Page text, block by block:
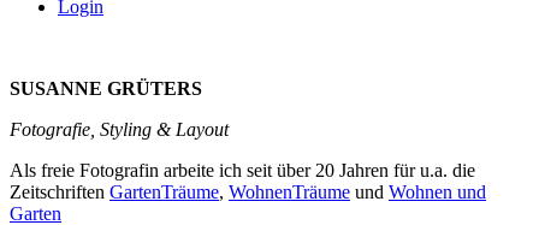
Login
SUSANNE GRÜTERS
Fotografie, Styling & Layout
Als freie Fotografin arbeite ich seit über 20 Jahren für u.a. die
Zeitschriften GartenTräume, WohnenTräume und Wohnen und
Garten